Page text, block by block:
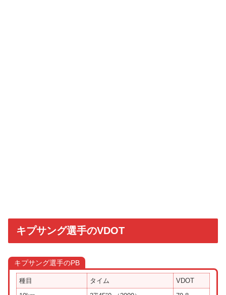
キプサング選手のVDOT
キプサング選手のPB
種目 タイム
VDOT